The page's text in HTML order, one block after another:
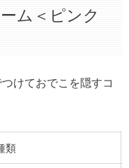
ム＜ピンク
けておでこを隠すコ
類